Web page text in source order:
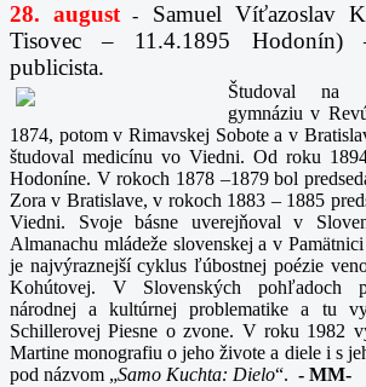
28. august -
Samuel Víťazoslav
Tisovec – 11.4.1895 Hodonín)
publicista.
Študoval na
gymnáziu v
1874, potom v Rimavskej Sobote a v
študoval medicínu vo Viedni. Od roku
Hodoníne. V rokoch 1878 –1879 bol
Zora v Bratislave, v rokoch 1883 – 1885
Viedni. Svoje básne uverejňoval v
Almanachu mládeže slovenskej a v
je najvýraznejší cyklus ľúbostnej poézie
Kohútovej. V Slovenských pohľadoch
národnej a kultúrnej problematike a tu
Schillerovej Piesne o zvone. V roku 1982
Martine monografiu o jeho živote a diele i s
pod názvom „Samo Kuchta: Dielo“. - MM-